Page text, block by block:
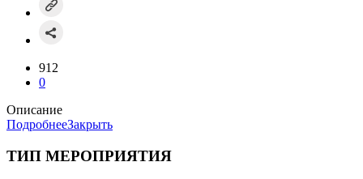
912
0
Описание
ПодробнееЗакрыть
ТИП МЕРОПРИЯТИЯ